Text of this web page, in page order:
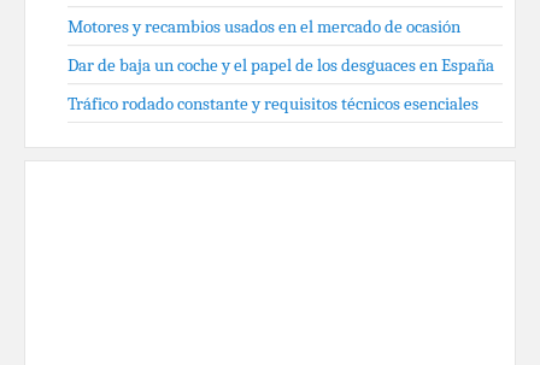
Motores y recambios usados en el mercado de ocasión
Dar de baja un coche y el papel de los desguaces en España
Tráfico rodado constante y requisitos técnicos esenciales